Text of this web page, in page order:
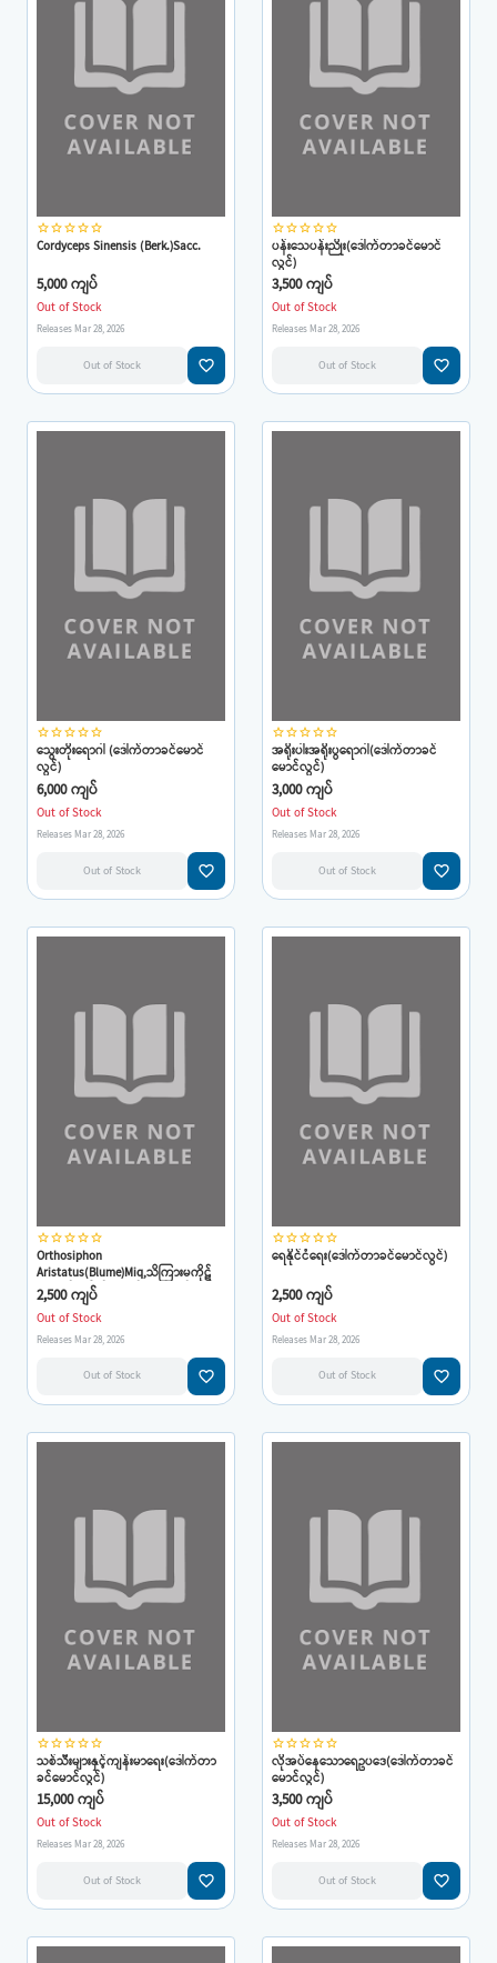
star_borderstar_borderstar_borderstar_borderstar_border
Cordyceps Sinensis (Berk.)Sacc.
5,000 ကျပ်
Out of Stock
Releases Mar 28, 2026
Out of Stock favorite_border
star_borderstar_borderstar_borderstar_borderstar_border
ပန်းသေပန်းညိုး(ဒေါက်တာခင်မောင်
လွင်)
3,500 ကျပ်
Out of Stock
Releases Mar 28, 2026
Out of Stock favorite_border
star_borderstar_borderstar_borderstar_borderstar_border
သွေးတိုးရောဂါ (ဒေါက်တာခင်မောင်
လွင်)
6,000 ကျပ်
Out of Stock
Releases Mar 28, 2026
Out of Stock favorite_border
star_borderstar_borderstar_borderstar_borderstar_border
အရိုးပါးအရိုးပွရောဂါ(ဒေါက်တာခင်
မောင်လွင်)
3,000 ကျပ်
Out of Stock
Releases Mar 28, 2026
Out of Stock favorite_border
star_borderstar_borderstar_borderstar_borderstar_border
Orthosiphon
Aristatus(Blume)Miq,သိကြားမကိုဋ်
ဆေးပင်(ဒေါက်တာခင်မောင်လွင်)
2,500 ကျပ်
Out of Stock
Releases Mar 28, 2026
Out of Stock favorite_border
star_borderstar_borderstar_borderstar_borderstar_border
ရေနိုင်ငံရေး(ဒေါက်တာခင်မောင်လွင်)
2,500 ကျပ်
Out of Stock
Releases Mar 28, 2026
Out of Stock favorite_border
star_borderstar_borderstar_borderstar_borderstar_border
သစ်သီးများနှင့်ကျန်းမာရေး(ဒေါက်တာ
ခင်မောင်လွင်)
15,000 ကျပ်
Out of Stock
Releases Mar 28, 2026
Out of Stock favorite_border
star_borderstar_borderstar_borderstar_borderstar_border
လိုအပ်နေသောရေဥပဒေ(ဒေါက်တာခင်
မောင်လွင်)
3,500 ကျပ်
Out of Stock
Releases Mar 28, 2026
Out of Stock favorite_border